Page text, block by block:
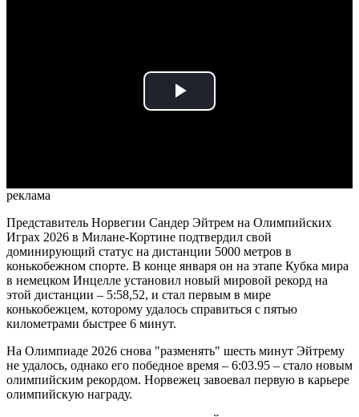
Play
реклама
Представитель Норвегии Сандер Эйтрем на Олимпийских
Играх 2026 в Милане-Кортине подтвердил свой
доминирующий статус на дистанции 5000 метров в
конькобежном спорте. В конце января он на этапе Кубка мира
в немецком Инцелле установил новый мировой рекорд на
этой дистанции – 5:58,52, и стал первым в мире
конькобежцем, которому удалось справиться с пятью
километрами быстрее 6 минут.
На Олимпиаде 2026 снова "разменять" шесть минут Эйтрему
не удалось, однако его победное время – 6:03.95 – стало новым
олимпийским рекордом. Норвежец завоевал первую в карьере
олимпийскую награду.